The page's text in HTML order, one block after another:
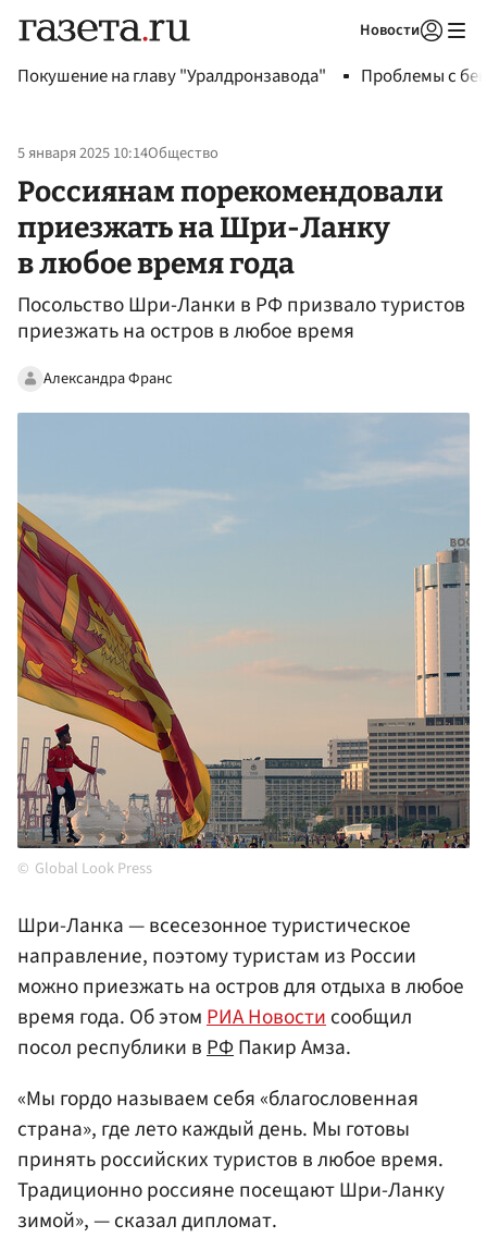
Новости
Покушение на главу "Уралдронзавода" Проблемы с
5 января 2025 10:14Общество
Россиянам порекомендовали
приезжать на Шри-Ланку
в любое время года
Посольство Шри-Ланки в РФ призвало туристов
приезжать на остров в любое время
Александра Франс
Global Look Press
Шри-Ланка — всесезонное туристическое
направление, поэтому туристам из России
можно приезжать на остров для отдыха в любое
время года. Об этомРИА Новостисообщил
посол республики вРФПакир Амза.
«Мы гордо называем себя «благословенная
страна», где лето каждый день. Мы готовы
принять российских туристов в любое время.
Традиционно россияне посещают Шри-Ланку
зимой», — сказал дипломат.